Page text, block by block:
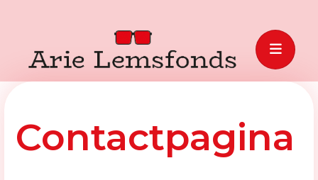
Contactpagina